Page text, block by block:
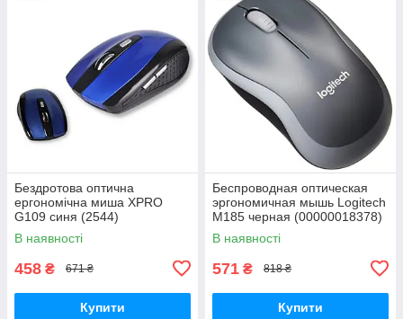
Бездротова оптична
ергономічна миша XPRO
G109 синя (2544)
В наявності
458 ₴ 671 ₴
Купити
Беспроводная оптическая
эргономичная мышь Logitech
M185 черная (00000018378)
В наявності
571 ₴ 818 ₴
Купити